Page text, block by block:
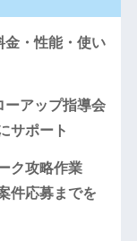
・性能・使い
アップ指導会
サポート
ク攻略作業
件応募までを